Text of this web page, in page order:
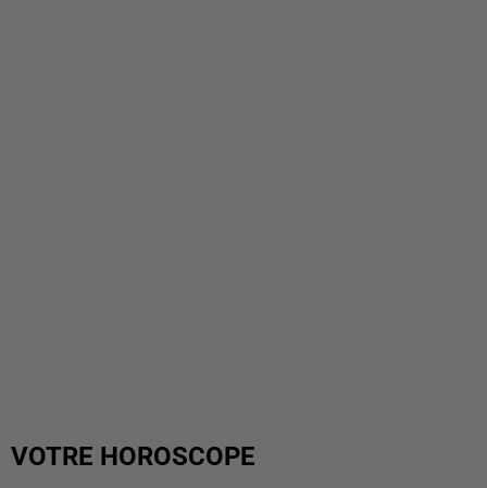
VOTRE HOROSCOPE